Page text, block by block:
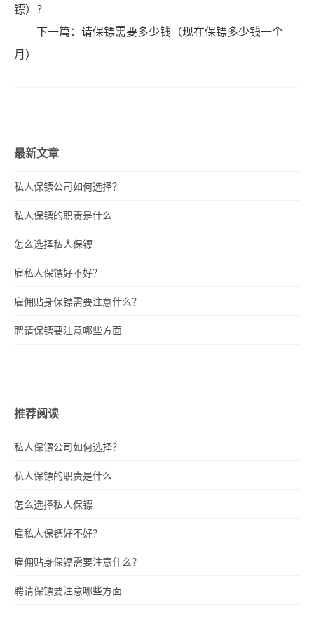
镖）？
下一篇： 请保镖需要多少钱（现在保镖多少钱一个
月）
最新文章
私人保镖公司如何选择？
私人保镖的职责是什么
怎么选择私人保镖
雇私人保镖好不好？
雇佣贴身保镖需要注意什么？
聘请保镖要注意哪些方面
推荐阅读
私人保镖公司如何选择？
私人保镖的职责是什么
怎么选择私人保镖
雇私人保镖好不好？
雇佣贴身保镖需要注意什么？
聘请保镖要注意哪些方面